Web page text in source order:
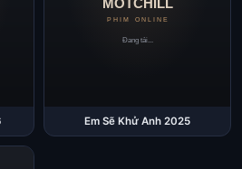
Em Sẽ Khử Anh 2025